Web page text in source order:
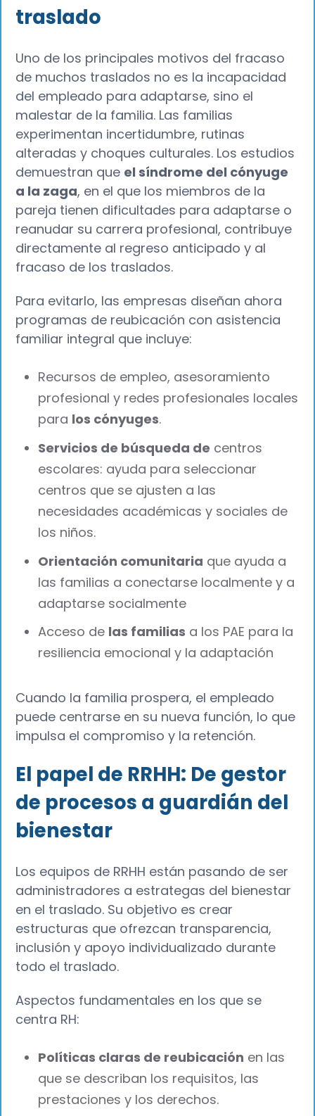
traslado
Uno de los principales motivos del fracaso
de muchos traslados no es la incapacidad
del empleado para adaptarse, sino el
malestar de la familia. Las familias
experimentan incertidumbre, rutinas
alteradas y choques culturales. Los estudios
demuestran que el síndrome del cónyuge
a la zaga, en el que los miembros de la
pareja tienen dificultades para adaptarse o
reanudar su carrera profesional, contribuye
directamente al regreso anticipado y al
fracaso de los traslados.
Para evitarlo, las empresas diseñan ahora
programas de reubicación con asistencia
familiar integral que incluye:
Recursos de empleo, asesoramiento
profesional y redes profesionales locales
para los cónyuges.
Servicios de búsqueda de centros
escolares: ayuda para seleccionar
centros que se ajusten a las
necesidades académicas y sociales de
los niños.
Orientación comunitaria que ayuda a
las familias a conectarse localmente y a
adaptarse socialmente
Acceso de las familias a los PAE para la
resiliencia emocional y la adaptación
Cuando la familia prospera, el empleado
puede centrarse en su nueva función, lo que
impulsa el compromiso y la retención.
El papel de RRHH: De gestor
de procesos a guardián del
bienestar
Los equipos de RRHH están pasando de ser
administradores a estrategas del bienestar
en el traslado. Su objetivo es crear
estructuras que ofrezcan transparencia,
inclusión y apoyo individualizado durante
todo el traslado.
Aspectos fundamentales en los que se
centra RH:
Políticas claras de reubicación en las
que se describan los requisitos, las
prestaciones y los derechos.